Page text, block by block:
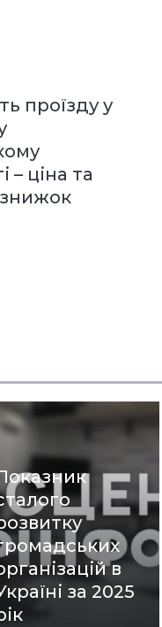
проїзду у
– ціна та
знижок
в
за 2025